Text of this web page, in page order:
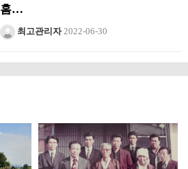
홈…
최고관리자 2022-06-30